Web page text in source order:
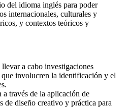
del idioma inglés para poder
internacionales, culturales y
y contextos teóricos y
a cabo investigaciones
que involucren la identificación y el
través de la aplicación de
de diseño creativo y práctica para